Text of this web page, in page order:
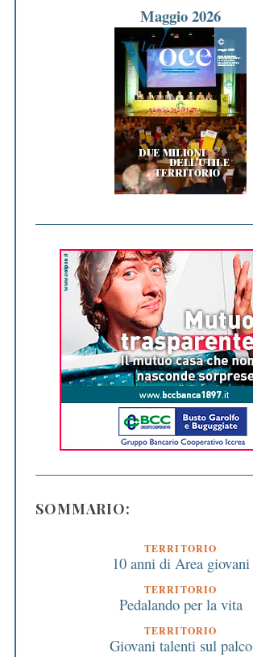
Maggio 2026
SOMMARIO:
TERRITORIO
10 anni di Area giovani
TERRITORIO
Pedalando per la vita
TERRITORIO
Giovani talenti sul palco